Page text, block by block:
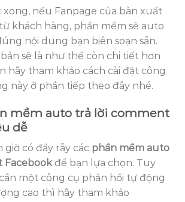
xong, nếu Fanpage của bàn xuất
khách hàng, phần mềm sẽ auto
nội dung bạn biên soạn sẵn.
sẽ là như thế còn chi tiết hơn
hãy tham khảo cách cài đặt công
này ở phần tiếp theo đây nhé.
mềm auto trả lời comment
dễ
giờ có đầy rẫy các phần mềm auto
Facebookđể bạn lựa chọn. Tuy
một công cụ phản hồi tự động
cao thì hãy tham khảo